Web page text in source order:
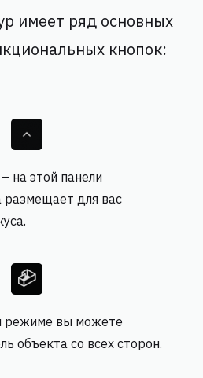
имеет ряд основных
кнопок:
на этой панели
размещает для вас
режиме вы можете
объекта со всех сторон.